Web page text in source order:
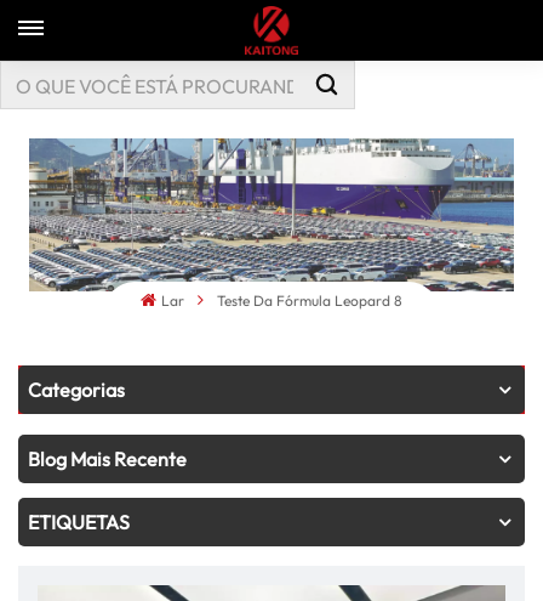
Lar Teste Da Fórmula Leopard 8
Categorias
Blog Mais Recente
ETIQUETAS